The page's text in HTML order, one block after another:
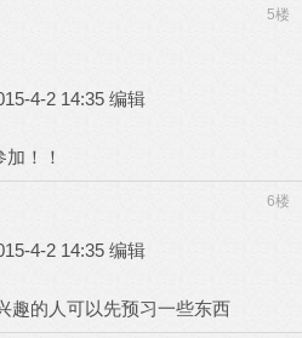
5楼
4-2 14:35 编辑
！！
6楼
4-2 14:35 编辑
趣的人可以先预习一些东西